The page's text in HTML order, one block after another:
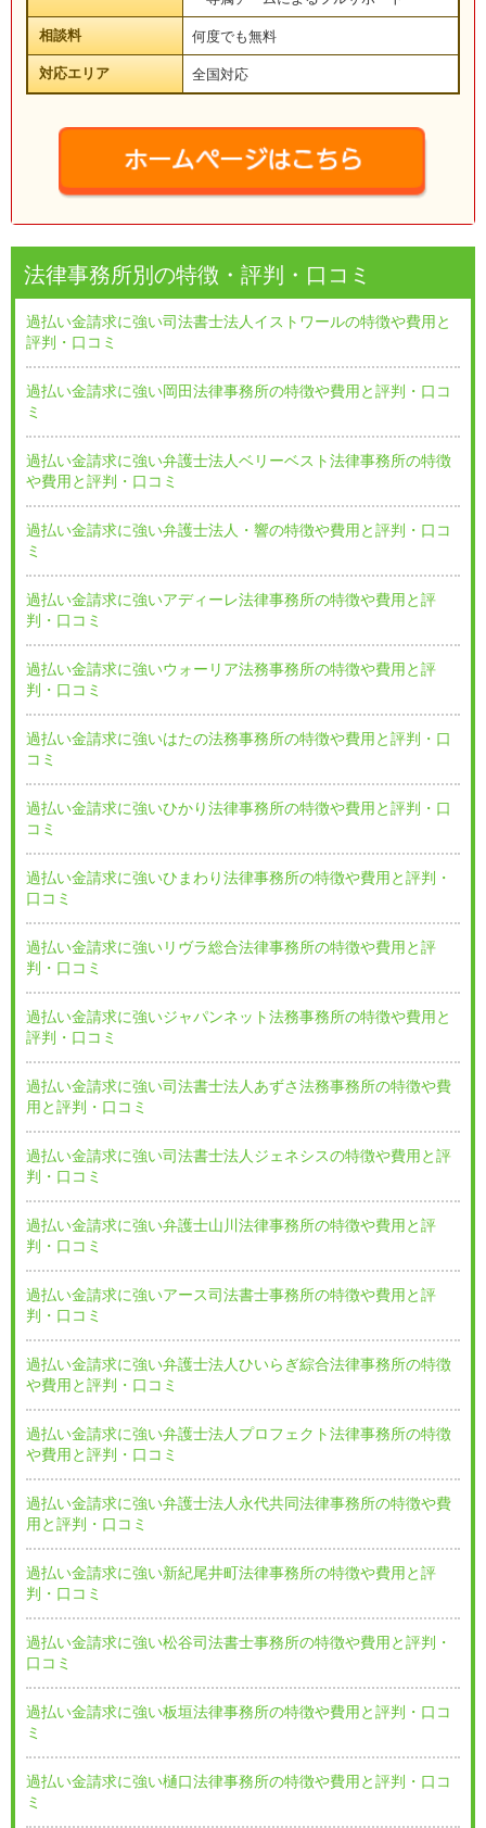
相談料 何度でも無料
対応エリア 全国対応
法律事務所別の特徴・評判・口コミ
過払い金請求に強い司法書士法人イストワールの特徴や費用と
評判・口コミ
過払い金請求に強い岡田法律事務所の特徴や費用と評判・口コ
ミ
過払い金請求に強い弁護士法人ベリーベスト法律事務所の特徴
や費用と評判・口コミ
過払い金請求に強い弁護士法人・響の特徴や費用と評判・口コ
ミ
過払い金請求に強いアディーレ法律事務所の特徴や費用と評
判・口コミ
過払い金請求に強いウォーリア法務事務所の特徴や費用と評
判・口コミ
過払い金請求に強いはたの法務事務所の特徴や費用と評判・口
コミ
過払い金請求に強いひかり法律事務所の特徴や費用と評判・口
コミ
過払い金請求に強いひまわり法律事務所の特徴や費用と評判・
口コミ
過払い金請求に強いリヴラ総合法律事務所の特徴や費用と評
判・口コミ
過払い金請求に強いジャパンネット法務事務所の特徴や費用と
評判・口コミ
過払い金請求に強い司法書士法人あずさ法務事務所の特徴や費
用と評判・口コミ
過払い金請求に強い司法書士法人ジェネシスの特徴や費用と評
判・口コミ
過払い金請求に強い弁護士山川法律事務所の特徴や費用と評
判・口コミ
過払い金請求に強いアース司法書士事務所の特徴や費用と評
判・口コミ
過払い金請求に強い弁護士法人ひいらぎ綜合法律事務所の特徴
や費用と評判・口コミ
過払い金請求に強い弁護士法人プロフェクト法律事務所の特徴
や費用と評判・口コミ
過払い金請求に強い弁護士法人永代共同法律事務所の特徴や費
用と評判・口コミ
過払い金請求に強い新紀尾井町法律事務所の特徴や費用と評
判・口コミ
過払い金請求に強い松谷司法書士事務所の特徴や費用と評判・
口コミ
過払い金請求に強い板垣法律事務所の特徴や費用と評判・口コ
ミ
過払い金請求に強い樋口法律事務所の特徴や費用と評判・口コ
ミ